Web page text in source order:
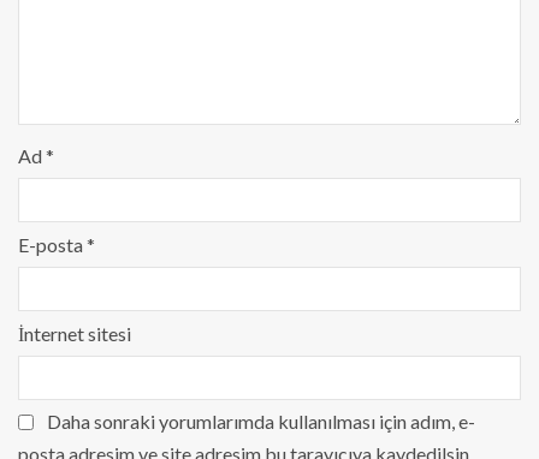
Ad*
E-posta*
İnternet sitesi
Daha sonraki yorumlarımda kullanılması için adım, e-
posta adresim ve site adresim bu tarayıcıya kaydedilsin.